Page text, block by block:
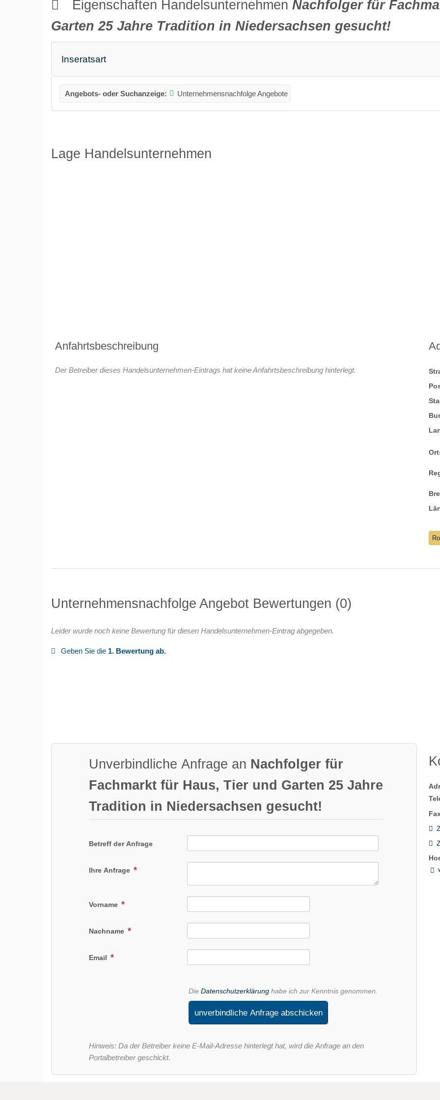
Eigenschaften HandelsunternehmenNachfolger für
Garten 25 Jahre Tradition in Niedersachsen gesucht!
Inseratsart
Angebots- oder Suchanzeige: Unternehmensnachfolge Angebote
Lage Handelsunternehmen
Anfahrtsbeschreibung
Der Betreiber dieses Handelsunternehmen-Eintrags hat keine Anfahrtsbeschreibung hinterlegt.
Unternehmensnachfolge Angebot Bewertungen 0
Leider wurde noch keine Bewertung für diesen Handelsunternehmen-Eintrag abgegeben.
Geben Sie die 1. Bewertung ab.
Unverbindliche Anfrage an Nachfolger für
Fachmarkt für Haus, Tier und Garten 25 Jahre
Tradition in Niedersachsen gesucht!
Betreff der Anfrage
Ihre Anfrage
Vorname
Nachname
Email
DieDatenschutzerklärung habe ich zur Kenntnis genommen.
unverbindliche Anfrage abschicken
Hinweis: Da der Betreiber keine E-Mail-Adresse hinterlegt hat, wird die Anfrage an den
Portalbetreiber geschickt.